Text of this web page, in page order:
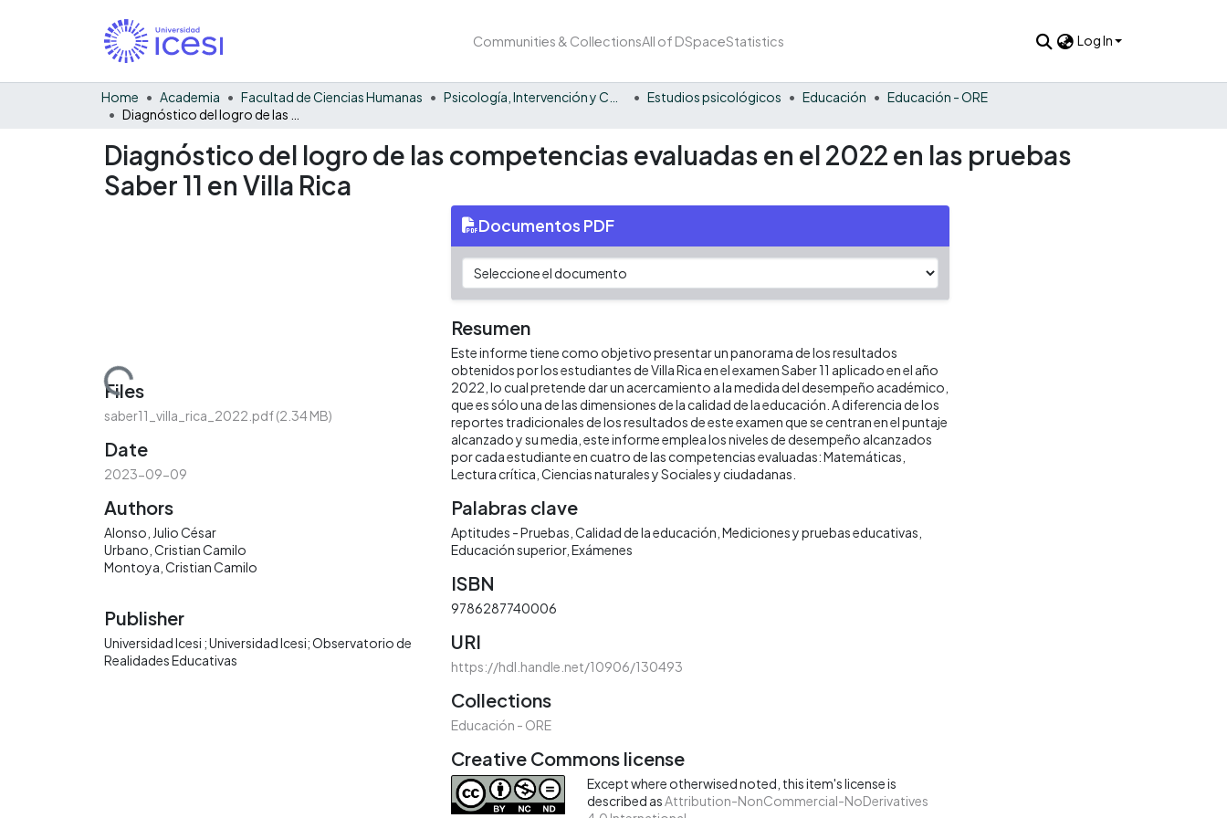
Communities & CollectionsAll of DSpaceStatistics Log In
Home Academia Facultad de Ciencias Humanas Estudios psicológicos Educación
Educación - ORE
Diagnóstico del logro de las competencias evaluadas en el 2022 en las pruebas
Saber 11 en Villa Rica
Loading...
Files
saber11_villa_rica_2022.pdf(2.34 MB)
Date
2023-09-09
Authors
Alonso, Julio César
Urbano, Cristian Camilo
Montoya, Cristian Camilo
Publisher
Universidad Icesi ; Universidad Icesi; Observatorio de
Realidades Educativas
Documentos PDF
Resumen
Este informe tiene como objetivo presentar un panorama de los resultados
obtenidos por los estudiantes de Villa Rica en el examen Saber 11 aplicado en el año
2022, lo cual pretende dar un acercamiento a la medida del desempeño académico,
que es sólo una de las dimensiones de la calidad de la educación. A diferencia de los
reportes tradicionales de los resultados de este examen que se centran en el puntaje
alcanzado y su media, este informe emplea los niveles de desempeño alcanzados
por cada estudiante en cuatro de las competencias evaluadas: Matemáticas,
Lectura crítica, Ciencias naturales y Sociales y ciudadanas.
Palabras clave
Aptitudes - Pruebas Calidad de la educación Mediciones y pruebas educativas
Educación superior Exámenes
ISBN
9786287740006
URI
https://hdl.handle.net/10906/130493
Collections
Educación - ORE
Creative Commons license
Except where otherwised noted, this item's license is
described as Attribution-NonCommercial-NoDerivatives